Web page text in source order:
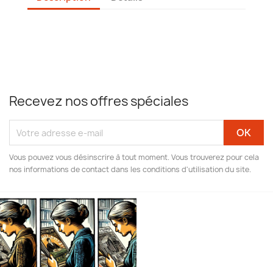
Recevez nos offres spéciales
Vous pouvez vous désinscrire à tout moment. Vous trouverez pour cela
nos informations de contact dans les conditions d'utilisation du site.